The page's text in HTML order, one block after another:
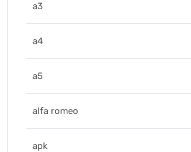
a3
a4
a5
alfa romeo
apk